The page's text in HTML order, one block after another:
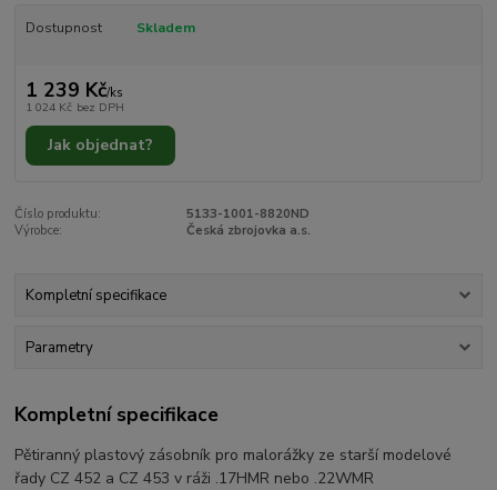
Dostupnost Skladem
1 239 Kč/ks
1 024 Kč bez DPH
Jak objednat?
Číslo produktu:
5133-1001-8820ND
Výrobce:
Česká zbrojovka a.s.
Kompletní specifikace
Parametry
Kompletní specifikace
Pětiranný plastový zásobník pro malorážky ze starší modelové
řady CZ 452 a CZ 453 v ráži .17HMR nebo .22WMR